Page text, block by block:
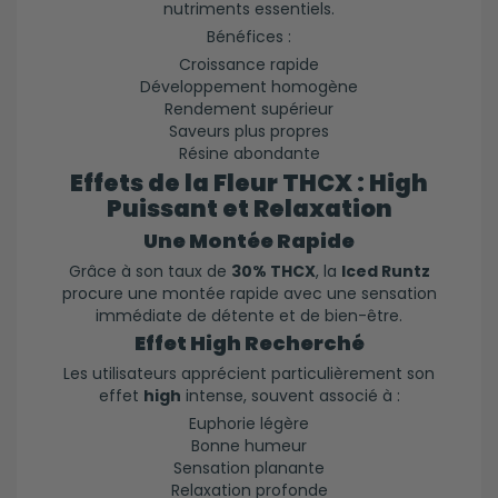
nutriments essentiels.
Bénéfices :
Croissance rapide
Développement homogène
Rendement supérieur
Saveurs plus propres
Résine abondante
Effets de la Fleur THCX : High
Puissant et Relaxation
Une Montée Rapide
Grâce à son taux de 30% THCX, la Iced Runtz
procure une montée rapide avec une sensation
immédiate de détente et de bien-être.
Effet High Recherché
Les utilisateurs apprécient particulièrement son
effet high intense, souvent associé à :
Euphorie légère
Bonne humeur
Sensation planante
Relaxation profonde